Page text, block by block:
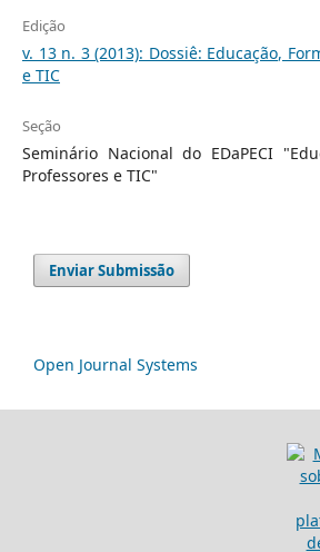
Edição
v. 13 n. 3 (2013): Dossiê: Educação,
e TIC
Seção
Seminário Nacional do EDaPECI
Professores e TIC"
Enviar Submissão
Open Journal Systems